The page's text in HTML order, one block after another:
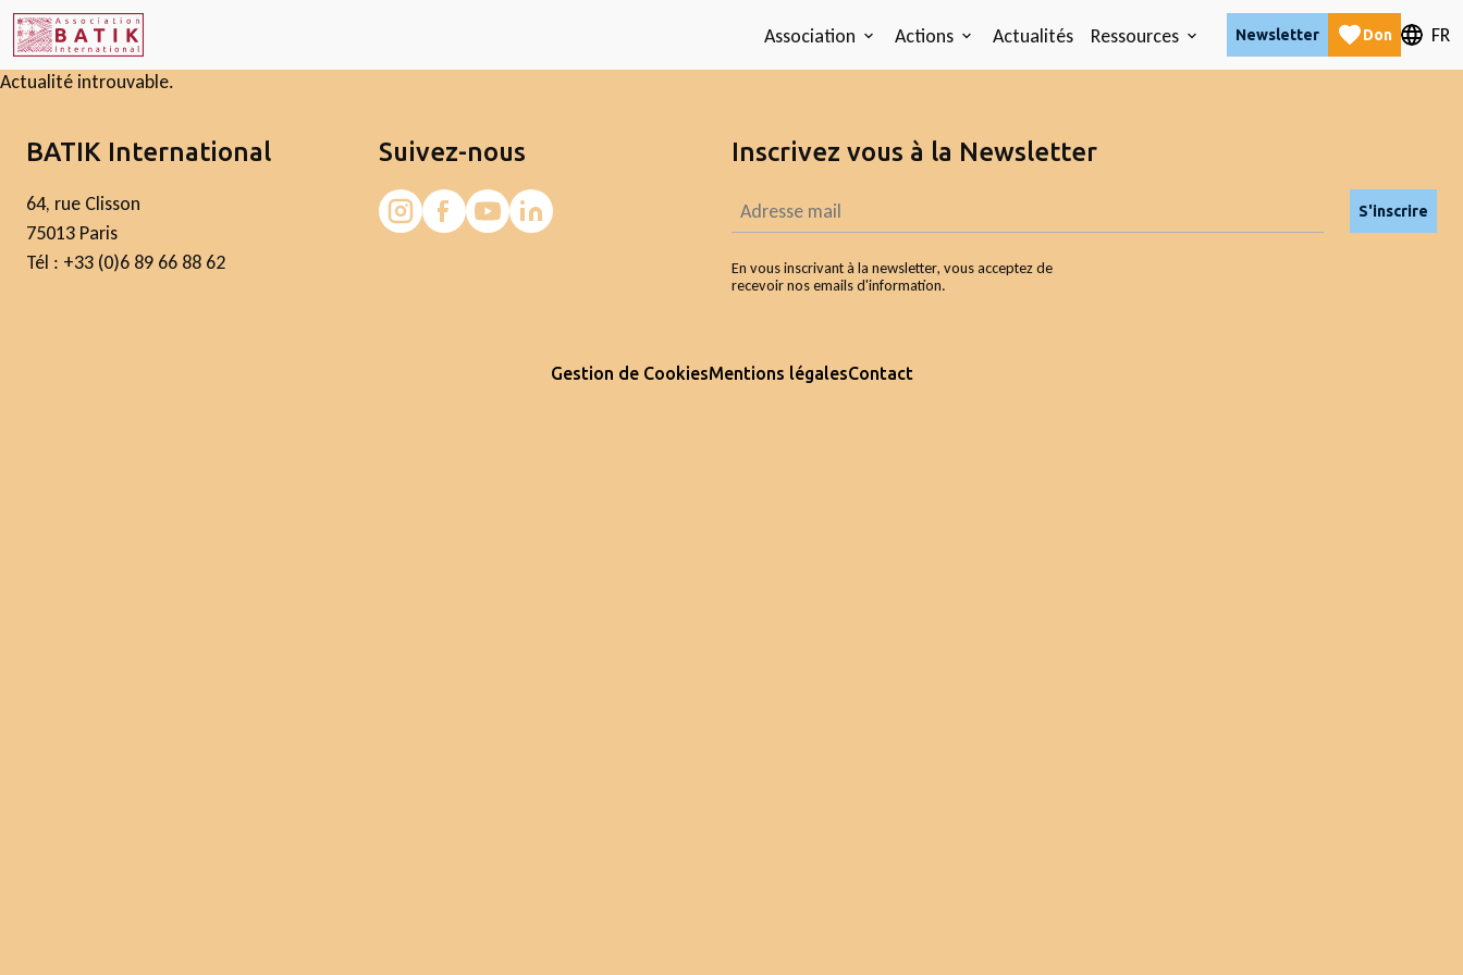
Association Actions Actualités Ressources Newsletter Don
FR
Actualité introuvable.
BATIK International
64, rue Clisson
75013 Paris
Tél : +33 (0)6 89 66 88 62
Suivez-nous Inscrivez vous à la Newsletter
S'inscrire
En vous inscrivant à la newsletter, vous acceptez de
recevoir nos emails d'information.
Gestion de CookiesMentions légalesContact